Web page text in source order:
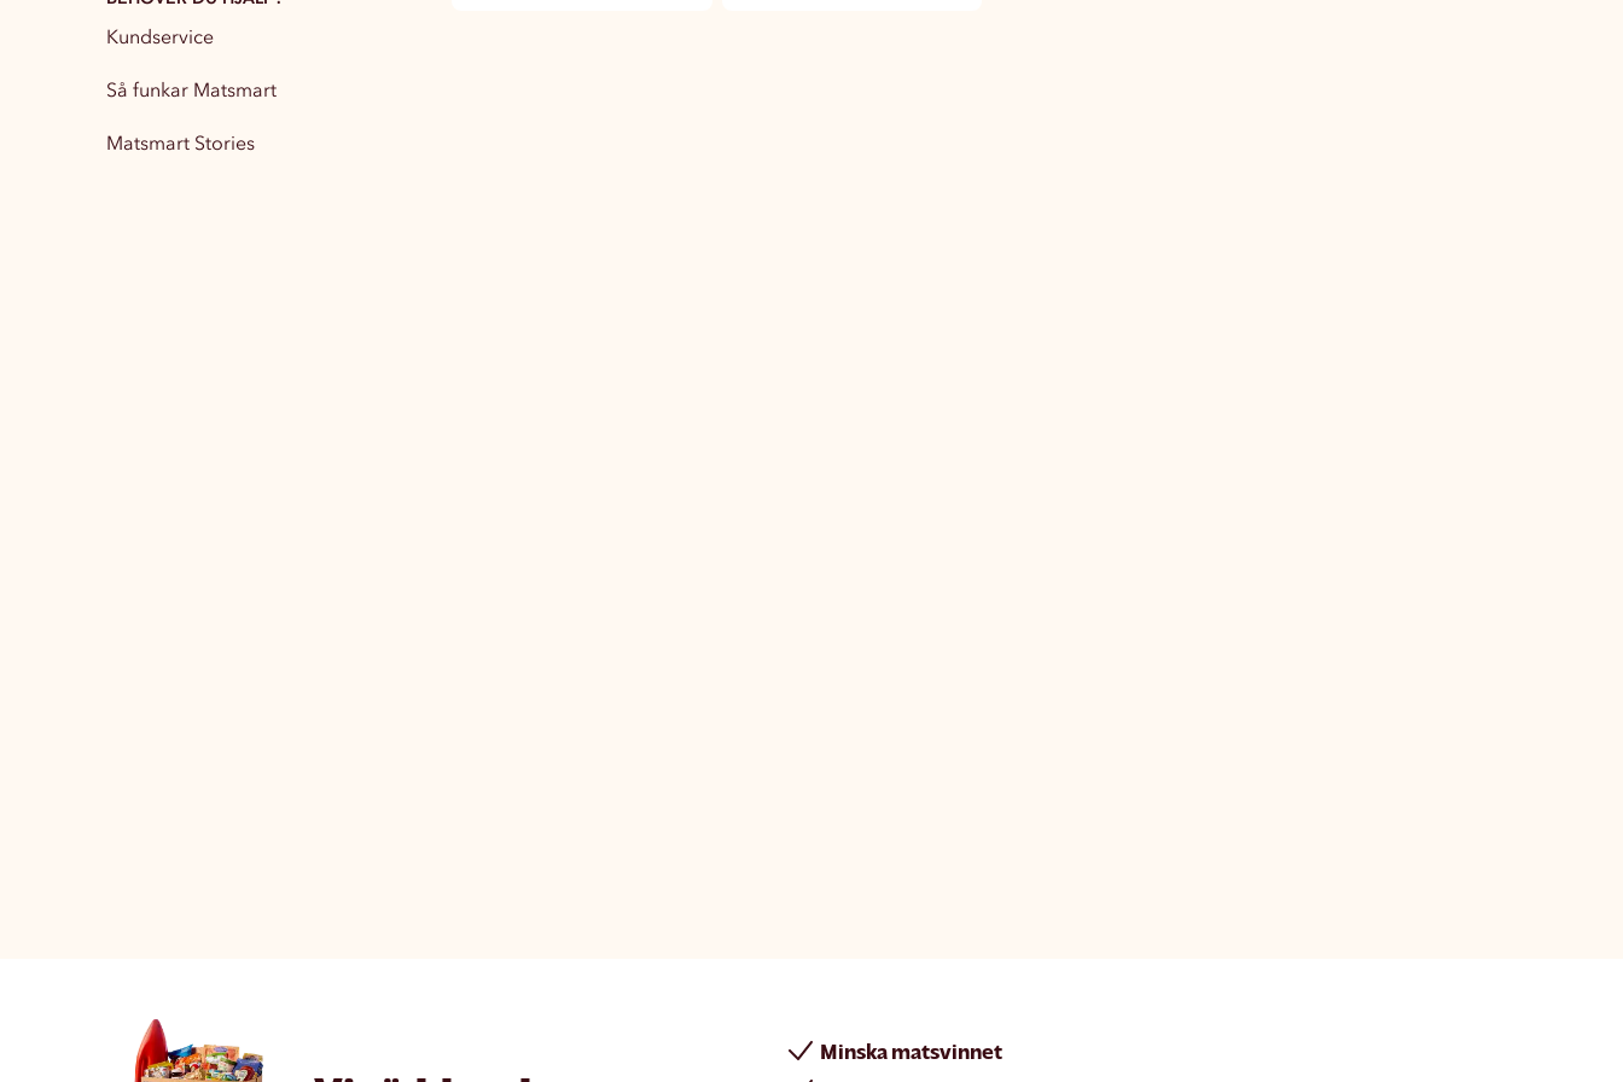
Partytillbehör
Kundservice
Så funkar Matsmart
Matsmart Stories
Minska matsvinnet